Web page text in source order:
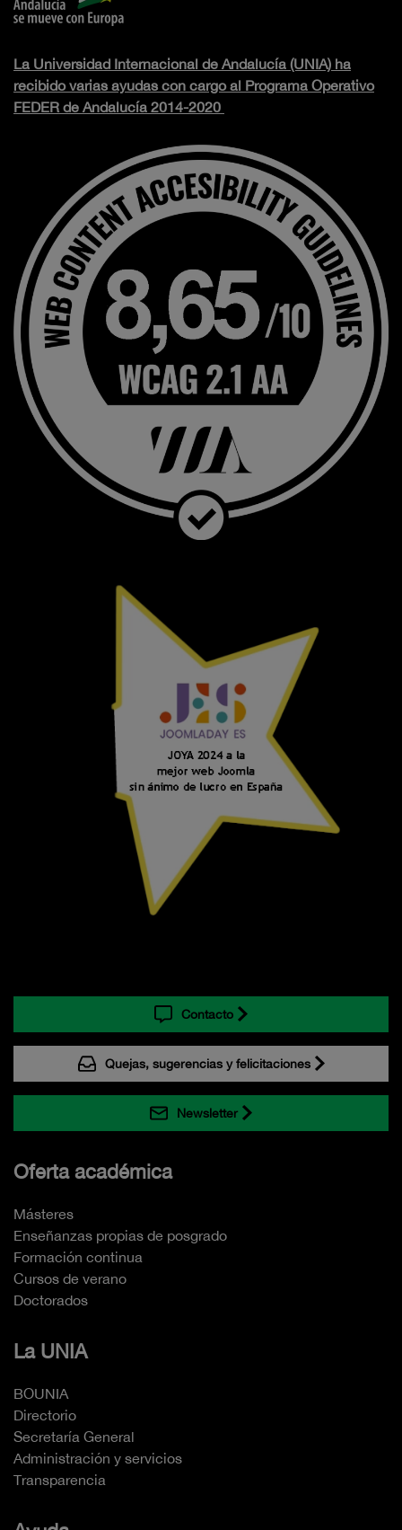
La Universidad Internacional de Andalucía (UNIA) ha
recibido varias ayudas con cargo al Programa Operativo
FEDER de Andalucía 2014-2020
Contacto
Quejas, sugerencias y felicitaciones
Newsletter
Oferta académica
Másteres
Enseñanzas propias de posgrado
Formación continua
Cursos de verano
Doctorados
La UNIA
BOUNIA
Directorio
Secretaría General
Administración y servicios
Transparencia